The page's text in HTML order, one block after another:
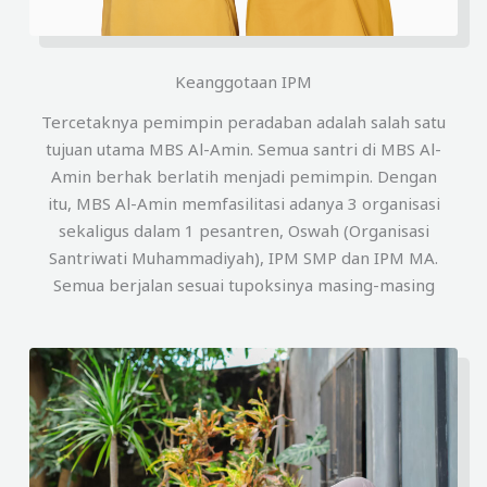
Keanggotaan IPM
Tercetaknya pemimpin peradaban adalah salah satu
tujuan utama MBS Al-Amin. Semua santri di MBS Al-
Amin berhak berlatih menjadi pemimpin. Dengan
itu, MBS Al-Amin memfasilitasi adanya 3 organisasi
sekaligus dalam 1 pesantren, Oswah (Organisasi
Santriwati Muhammadiyah), IPM SMP dan IPM MA.
Semua berjalan sesuai tupoksinya masing-masing